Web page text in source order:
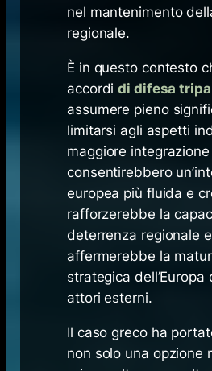
nel mantenimento
regionale.
È in questo contesto
accordi di difesa
assumere pieno
limitarsi agli aspetti
maggiore
consentirebbero
europea più fluida e
rafforzerebbe la
deterrenza regionale e
affermerebbe la
strategica dell’Europa
attori esterni.
Il caso grecoha
non solo una opzione